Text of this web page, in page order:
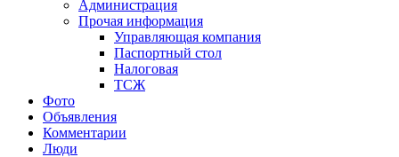
Администрация
Прочая информация
Управляющая компания
Паспортный стол
Налоговая
ТСЖ
Фото
Объявления
Комментарии
Люди